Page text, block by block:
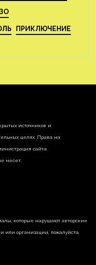
ПРИКЛЮЧЕНИЕ
источников и
целях. Права на
сайта
несет.
которые нарушают авторские
организации, пожалуйста,